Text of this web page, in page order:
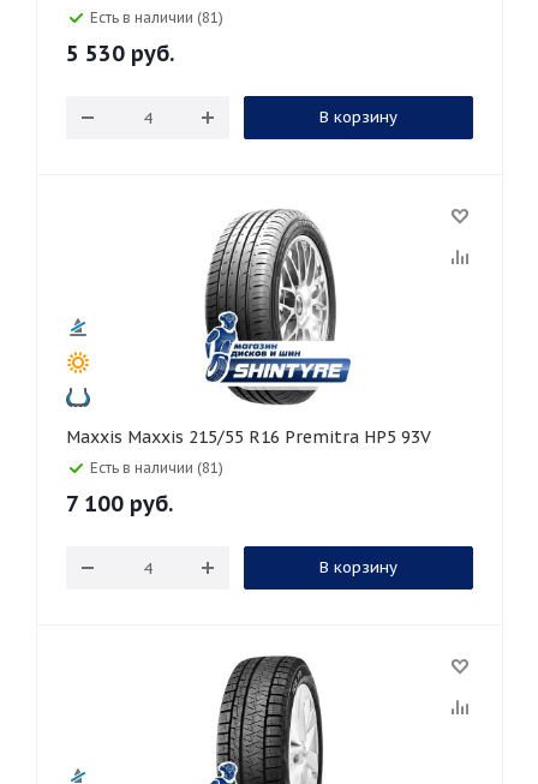
Есть в наличии (81)
5 530 руб.
В корзину
Maxxis Maxxis 215/55 R16 Premitra HP5 93V
Есть в наличии (81)
7 100 руб.
В корзину